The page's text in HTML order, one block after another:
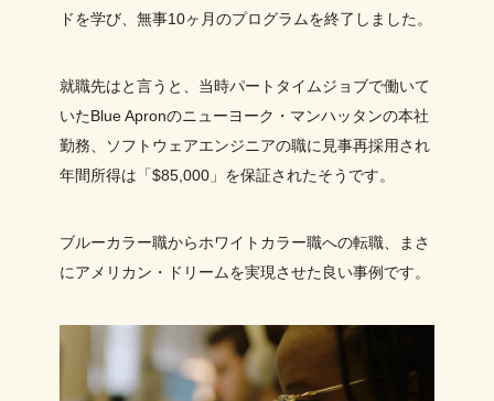
ドを学び、無事10ヶ月のプログラムを終了しました。
就職先はと言うと、当時パートタイムジョブで働いて
いたBlue Apronのニューヨーク・マンハッタンの本社
勤務、ソフトウェアエンジニアの職に見事再採用され
年間所得は「$85,000」を保証されたそうです。
ブルーカラー職からホワイトカラー職への転職、まさ
にアメリカン・ドリームを実現させた良い事例です。